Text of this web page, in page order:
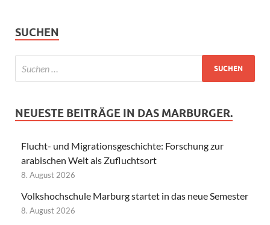
SUCHEN
NEUESTE BEITRÄGE IN DAS MARBURGER.
Flucht- und Migrationsgeschichte: Forschung zur
arabischen Welt als Zufluchtsort
8. August 2026
Volkshochschule Marburg startet in das neue Semester
8. August 2026